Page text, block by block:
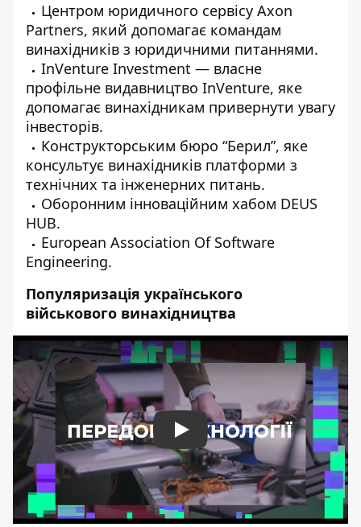
Центром юридичного сервісу Axon
Partners, який допомагає командам
винахідників з юридичними питаннями.
InVenture Investment — власне
профільне видавництво InVenture, яке
допомагає винахідникам привернути увагу
інвесторів.
Конструкторським бюро “Берил”, яке
консультує винахідників платформи з
технічних та інженерних питань.
Оборонним інноваційним хабом DEUS
HUB.
European Association Of Software
Engineering.
Популяризація українського
військового винахідництва
Play